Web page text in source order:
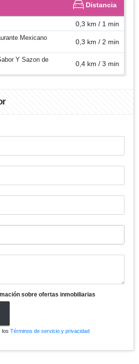
Distancia
0,3 km / 1 min
Mexicano
0,3 km / 2 min
Y Sazon de
0,4 km / 3 min
sobre ofertas inmobiliarias
los Términos de servicio y privacidad